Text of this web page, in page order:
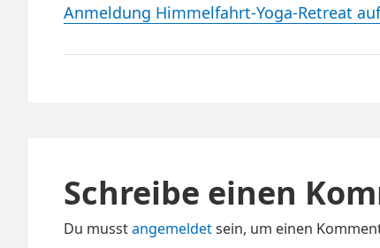
Anmeldung Himmelfahrt-Yoga-Retreat
Schreibe einen
Du musstangemeldetsein, um einen